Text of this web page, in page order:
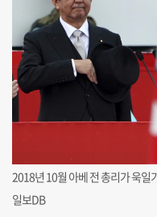
2018년 10월 아베 전 총리가 욱일
일보DB